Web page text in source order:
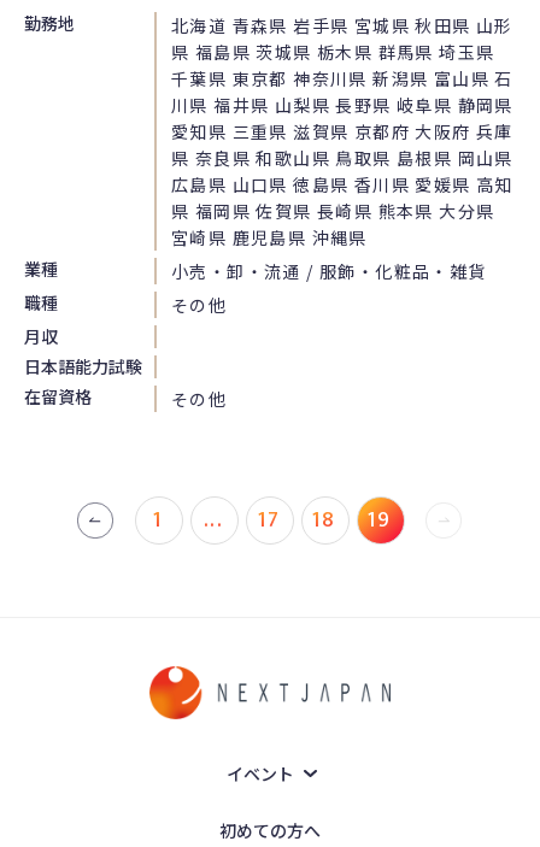
勤務地
北海道 青森県 岩手県 宮城県 秋田県 山形
県 福島県 茨城県 栃木県 群馬県 埼玉県
千葉県 東京都 神奈川県 新潟県 富山県 石
川県 福井県 山梨県 長野県 岐阜県 静岡県
愛知県 三重県 滋賀県 京都府 大阪府 兵庫
県 奈良県 和歌山県 鳥取県 島根県 岡山県
広島県 山口県 徳島県 香川県 愛媛県 高知
県 福岡県 佐賀県 長崎県 熊本県 大分県
宮崎県 鹿児島県 沖縄県
業種
小売・卸・流通 / 服飾・化粧品・雑貨
職種
その他
月収
日本語能力試験
在留資格
その他
1 ... 17 18 19
イベント
初めての方へ